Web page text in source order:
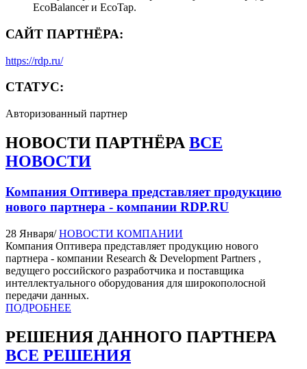
EcoBalancer и EcoTap.
САЙТ ПАРТНЁРА:
https://rdp.ru/
СТАТУС:
Авторизованный партнер
НОВОСТИ ПАРТНЁРА ВСЕ
НОВОСТИ
Компания Оптивера представляет продукцию
нового партнера - компании RDP.RU
28 Января/ НОВОСТИ КОМПАНИИ
Компания Оптивера представляет продукцию нового
партнера - компании Research & Development Partners ,
ведущего российского разработчика и поставщика
интеллектуального оборудования для широкополосной
передачи данных.
ПОДРОБНЕЕ
РЕШЕНИЯ ДАННОГО ПАРТНЕРА
ВСЕ РЕШЕНИЯ